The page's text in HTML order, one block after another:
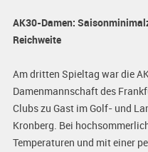
AK30-Damen:
Reichweite
Am dritten Spieltag war die
Damenmannschaft des
Clubs zu Gast im Golf- und
Kronberg. Bei
Temperaturen und mit einer